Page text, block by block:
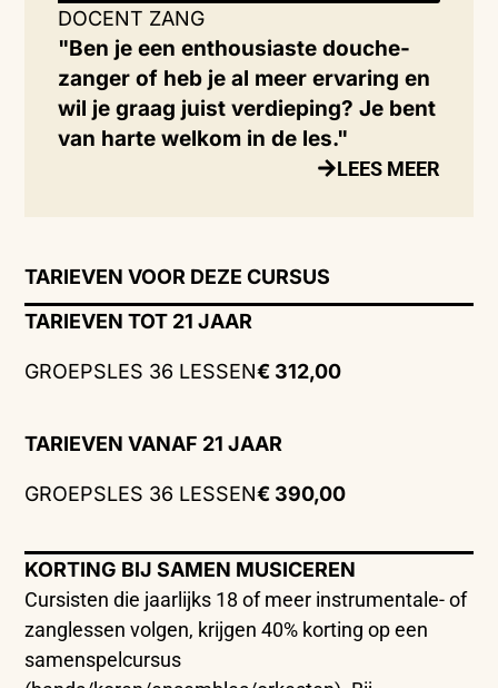
DOCENT ZANG
"Ben je een enthousiaste douche-
zanger of heb je al meer ervaring en
wil je graag juist verdieping? Je bent
van harte welkom in de les."
LEES MEER
TARIEVEN VOOR DEZE CURSUS
TARIEVEN TOT 21 JAAR
GROEPSLES 36 LESSEN€ 312,00
TARIEVEN VANAF 21 JAAR
GROEPSLES 36 LESSEN€ 390,00
KORTING BIJ SAMEN MUSICEREN
Cursisten die jaarlijks 18 of meer instrumentale- of
zanglessen volgen, krijgen 40% korting op een
samenspelcursus